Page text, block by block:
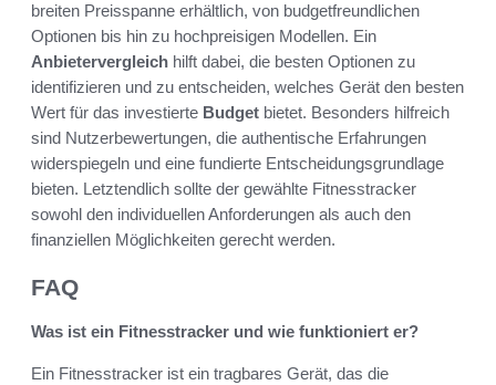
breiten Preisspanne erhältlich, von budgetfreundlichen
Optionen bis hin zu hochpreisigen Modellen. Ein
Anbietervergleich hilft dabei, die besten Optionen zu
identifizieren und zu entscheiden, welches Gerät den besten
Wert für das investierte Budget bietet. Besonders hilfreich
sind Nutzerbewertungen, die authentische Erfahrungen
widerspiegeln und eine fundierte Entscheidungsgrundlage
bieten. Letztendlich sollte der gewählte Fitnesstracker
sowohl den individuellen Anforderungen als auch den
finanziellen Möglichkeiten gerecht werden.
FAQ
Was ist ein Fitnesstracker und wie funktioniert er?
Ein Fitnesstracker ist ein tragbares Gerät, das die